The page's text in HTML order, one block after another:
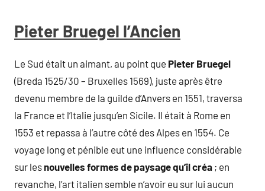
Pieter Bruegel l’Ancien
Le Sud était un aimant, au point que Pieter Bruegel
(Breda 1525/30 – Bruxelles 1569), juste après être
devenu membre de la guilde d’Anvers en 1551, traversa
la France et l’Italie jusqu’en Sicile. Il était à Rome en
1553 et repassa à l’autre côté des Alpes en 1554. Ce
voyage long et pénible eut une influence considérable
sur lesnouvelles formes de paysage qu’il créa ; en
revanche, l’art italien semble n’avoir eu sur lui aucun